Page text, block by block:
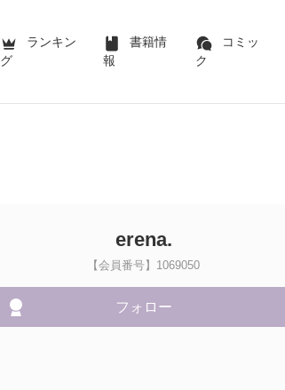
ランキン
グ
書籍情
報
コミッ
ク
erena.
【会員番号】1069050
フォロー